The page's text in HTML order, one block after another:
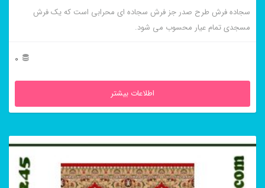
سجاده فرش طرح صدر جز فرش سجاده ای محرابی است که یک فرش
مسجدی تمام عیار محسوب می شود.
0
اطلاعات بیشتر